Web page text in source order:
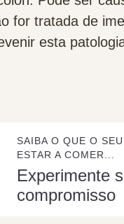
for tratada de
esta
SAIBA O QUE O
ESTAR A COMER...
Experimente
compromisso